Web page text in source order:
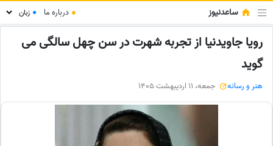
ساعدنیوز ● درباره ما ●
رویا جاویدنیا از تجربه شهرت در سن چهل سالگی می
گوید
هنر و رسانه جمعه، 11 اردیبهشت 1405